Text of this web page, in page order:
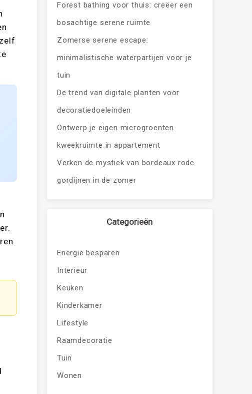
Forest bathing voor thuis: creëer een
bosachtige serene ruimte
Zomerse serene escape:
minimalistische waterpartijen voor je
tuin
De trend van digitale planten voor
decoratiedoeleinden
Ontwerp je eigen microgroenten
kweekruimte in appartement
Verken de mystiek van bordeaux rode
gordijnen in de zomer
Categorieën
Energie besparen
Interieur
Keuken
Kinderkamer
Lifestyle
Raamdecoratie
Tuin
Wonen